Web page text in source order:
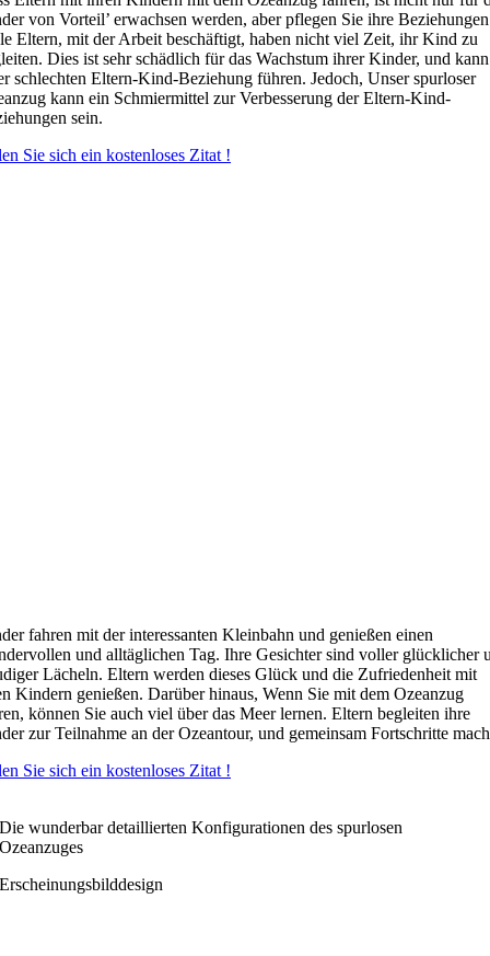
von Vorteil’ erwachsen werden, aber pflegen Sie ihre
Eltern, mit der Arbeit beschäftigt, haben nicht viel Zeit, ihr Kind zu
Dies ist sehr schädlich für das Wachstum ihrer Kinder, und
schlechten Eltern-Kind-Beziehung führen. Jedoch, Unser spurloser
kann ein Schmiermittel zur Verbesserung der Eltern-Kind-
sein.
Sie sich ein kostenloses Zitat !
fahren mit der interessanten Kleinbahn und genießen einen
und alltäglichen Tag. Ihre Gesichter sind voller glücklicher
Lächeln. Eltern werden dieses Glück und die Zufriedenheit mit
Kindern genießen. Darüber hinaus, Wenn Sie mit dem Ozeanzug
können Sie auch viel über das Meer lernen. Eltern begleiten ihre
zur Teilnahme an der Ozeantour, und gemeinsam Fortschritte
Sie sich ein kostenloses Zitat !
Die wunderbar detaillierten Konfigurationen des spurlosen
Ozeanzuges
Erscheinungsbilddesign